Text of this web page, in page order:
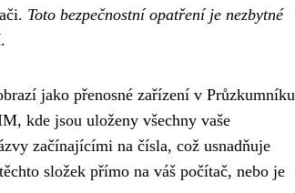
Toto bezpečnostní opatření je nezbytné
jako přenosné zařízení v Průzkumníku
kde jsou uloženy všechny vaše
začínajícími na čísla, což usnadňuje
složek přímo na váš počítač, nebo je